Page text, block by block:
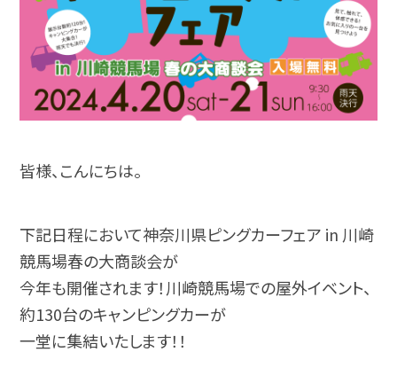
皆様、こんにちは。
下記日程において神奈川県ピングカーフェア in 川崎
競馬場春の大商談会が
今年も開催されます！川崎競馬場での屋外イベント、
約130台のキャンピングカーが
一堂に集結いたします！！